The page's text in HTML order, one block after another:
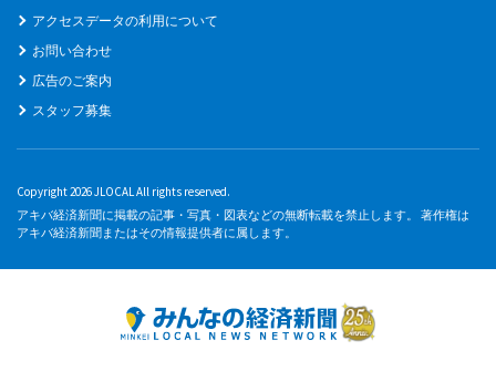
アクセスデータの利用について
お問い合わせ
広告のご案内
スタッフ募集
Copyright 2026 JLOCAL All rights reserved.
アキバ経済新聞に掲載の記事・写真・図表などの無断転載を禁止します。 著作権は
アキバ経済新聞またはその情報提供者に属します。